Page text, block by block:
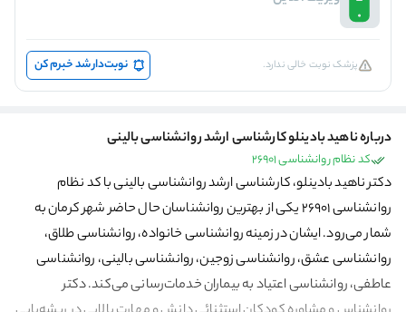
پزشک نوبت خالی ندارد. نوبت‌دار شد خبرم کن
درباره ناهید بادینلو کارشناسی ارشد روانشناسی بالینی
کد نظام روانشناسی 26901
دکتر ناهید بادینلو، کارشناسی ارشد روانشناسی بالینی با کد نظام
روانشناسی 26901 یکی از بهترین روانشناسان حال حاضر شهر کرمان به
شمار می‌رود. ایشان در زمینه روانشناسی خانواده، روانشناسی طلاق،
روانشناسی عشق، روانشناسی زوجین، روانشناسی بالینی، روانشناسی
عاطفی، روانشناسی اعتیاد به بیماران خدمات‌رسانی می‌کند. دکتر